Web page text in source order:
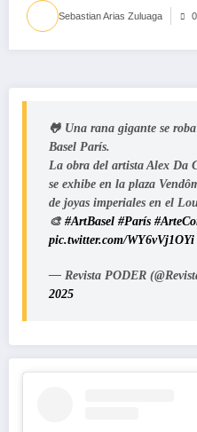
Sebastian Arias Zuluaga
🐸 Una rana gigante se
Basel París.
La obra del artista Alex Da
se exhibe en la plaza
de joyas imperiales en el
🎨 #ArtBasel #París
pic.twitter.com/WY6vVj1OYi
— Revista PODER
2025